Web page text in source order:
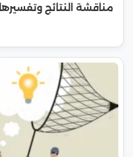
مناقشة النتائج وتفسيرها